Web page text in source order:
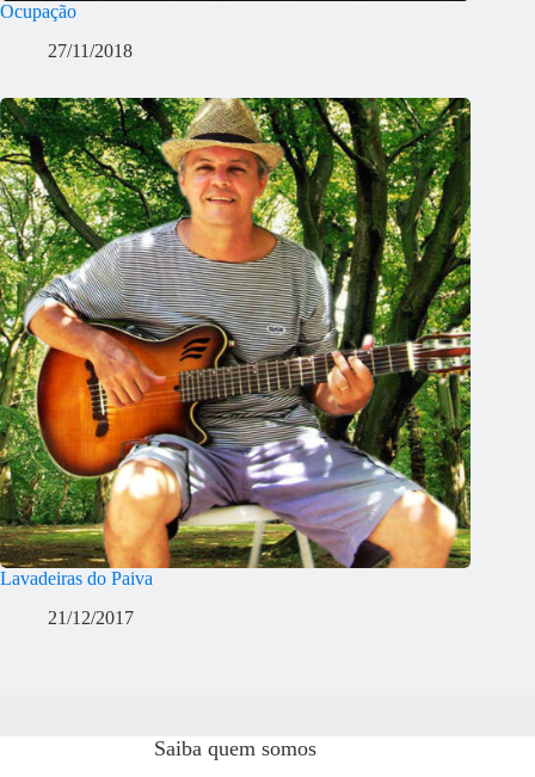
Ocupação
27/11/2018
Lavadeiras do Paiva
21/12/2017
Saiba quem somos